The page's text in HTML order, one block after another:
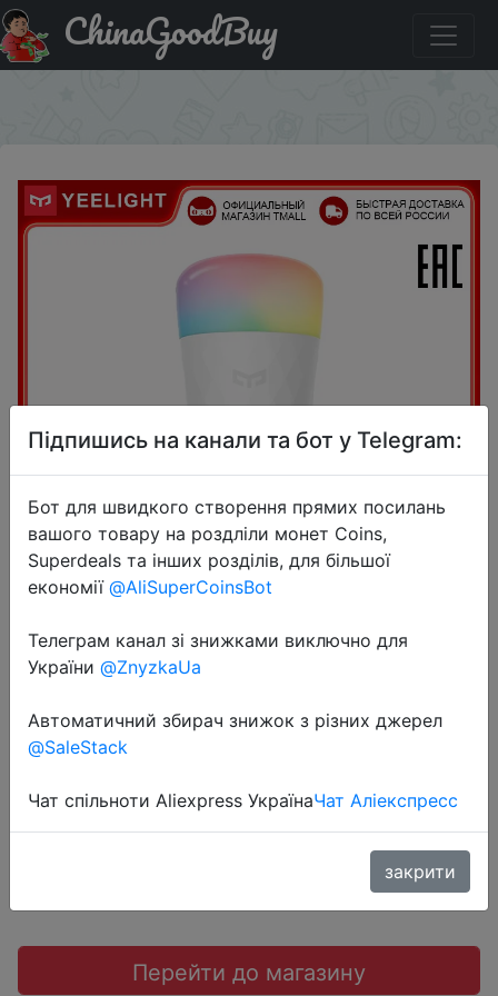
Промокод на знижку $5.2/21.84 Светодиодная лампа
Yeelight YLDP005
ChinaGoodBuy
Светодиодная лампа Yeelight
YLDP005
Перейти до магазину
Підпишись на канали та бот у Telegram:
Бот для швидкого створення прямих посилань
вашого товару на роздліли монет Coins,
Superdeals та інших розділів, для більшої
економії @AliSuperCoinsBot
Телеграм канал зі знижками виключно для
України @ZnyzkaUa
Автоматичний збирач знижок з різних джерел
@SaleStack
Чат спільноти Aliexpress УкраїнаЧат Аліекспресс
закрити